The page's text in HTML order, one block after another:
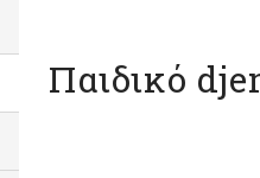
Παιδικό